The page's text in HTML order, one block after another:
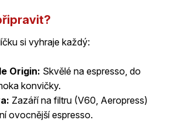
si vyhraje každý:
Origin: Skvělé na espresso, do
konvičky.
Zazáří na filtru (V60, Aeropress)
ovocnější espresso.